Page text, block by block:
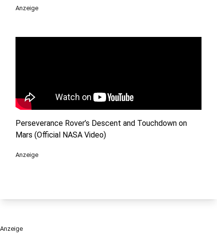
Anzeige
Perseverance Rover’s Descent and Touchdown on
Mars (Official NASA Video)
Anzeige
Anzeige